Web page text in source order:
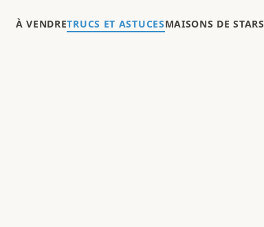
À VENDRETRUCS ET ASTUCESMAISONS DE STARS